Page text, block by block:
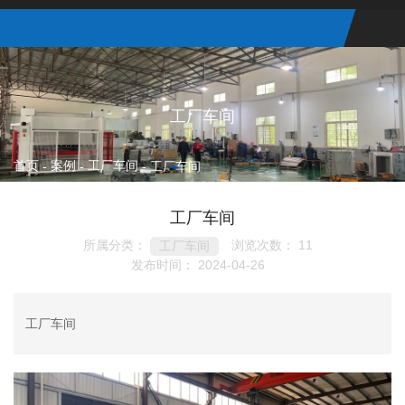
工厂车间
首页-案例 -工厂车间 -工厂车间
工厂车间
所属分类： 工厂车间 浏览次数： 11
发布时间： 2024-04-26
工厂车间